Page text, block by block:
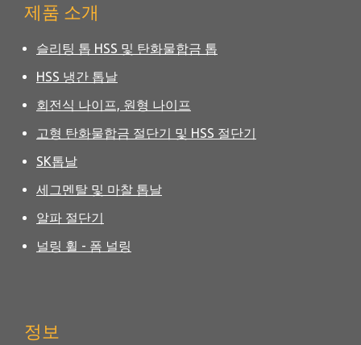
제품 소개
슬리팅 톱 HSS 및 탄화물합금 톱
HSS 냉간 톱날
회전식 나이프, 원형 나이프
고형 탄화물합금 절단기 및 HSS 절단기
SK톱날
세그멘탈 및 마찰 톱날
알파 절단기
널링 휠 - 폼 널링
정보